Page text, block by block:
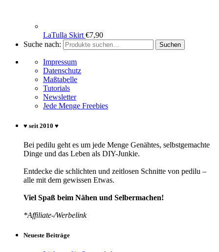
LaTulla Skirt €7,90
Suche nach:
Suchen
Impressum
Datenschutz
Maßtabelle
Tutorials
Newsletter
Jede Menge Freebies
♥ seit 2010 ♥
Bei pedilu geht es um jede Menge Genähtes, selbstgemachte
Dinge und das Leben als DIY-Junkie.
Entdecke die schlichten und zeitlosen Schnitte von pedilu –
alle mit dem gewissen Etwas.
Viel Spaß beim Nähen und Selbermachen!
*Affiliate-/Werbelink
Neueste Beiträge